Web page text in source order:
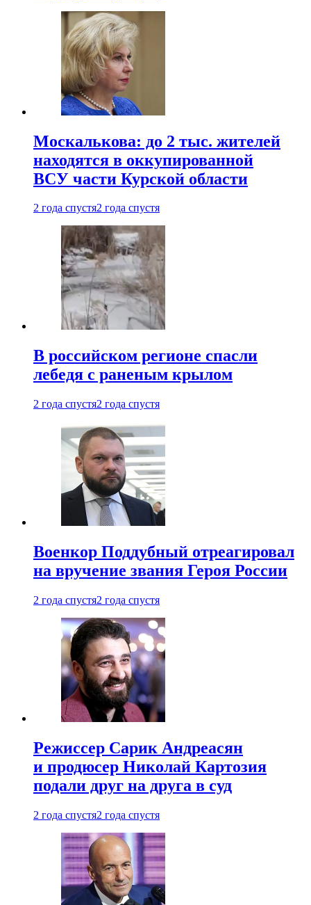
Москалькова: до 2 тыс. жителей
находятся в оккупированной
ВСУ части Курской области
2 года спустя2 года спустя
В российском регионе спасли
лебедя с раненым крылом
2 года спустя2 года спустя
Военкор Поддубный отреагировал
на вручение звания Героя России
2 года спустя2 года спустя
Режиссер Сарик Андреасян
и продюсер Николай Картозия
подали друг на друга в суд
2 года спустя2 года спустя